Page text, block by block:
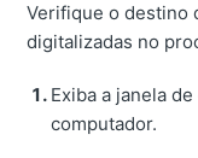
Verifique o destino
digitalizadas no
Exiba a janela
computador.